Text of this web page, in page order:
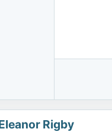
Rigby